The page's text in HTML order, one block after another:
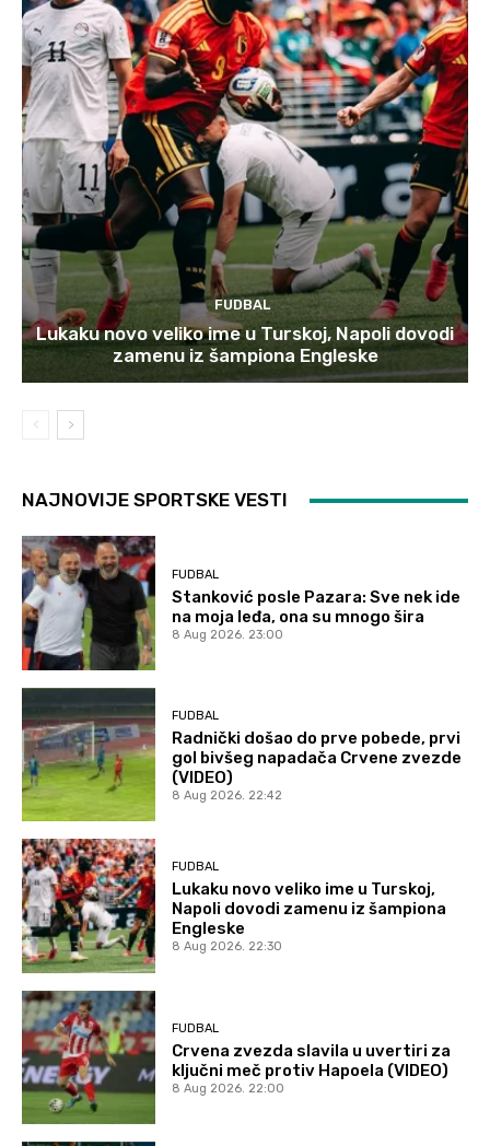
FUDBAL
Lukaku novo veliko ime u Turskoj, Napoli dovodi
zamenu iz šampiona Engleske
NAJNOVIJE SPORTSKE VESTI
FUDBAL
Stanković posle Pazara: Sve nek ide
na moja leđa, ona su mnogo šira
8 Aug 2026. 23:00
FUDBAL
Radnički došao do prve pobede, prvi
gol bivšeg napadača Crvene zvezde
(VIDEO)
8 Aug 2026. 22:42
FUDBAL
Lukaku novo veliko ime u Turskoj,
Napoli dovodi zamenu iz šampiona
Engleske
8 Aug 2026. 22:30
FUDBAL
Crvena zvezda slavila u uvertiri za
ključni meč protiv Hapoela (VIDEO)
8 Aug 2026. 22:00